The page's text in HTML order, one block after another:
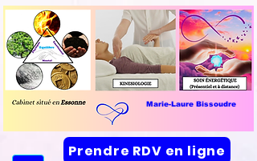
Marie-Laure Bissoudre
Prendre RDV en ligne